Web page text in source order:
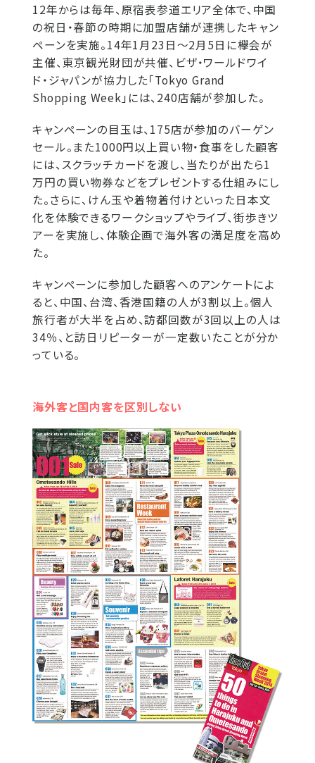
12年からは毎年、原宿表参道エリア全体で、中国
の祝日・春節の時期に加盟店舗が連携したキャン
ペーンを実施。14年1月23日～2月5日に欅会が
主催、東京観光財団が共催、ビザ・ワールドワイ
ド・ジャパンが協力した「Tokyo Grand
Shopping Week」には、240店舗が参加した。
キャンペーンの目玉は、175店が参加のバーゲン
セール。また1000円以上買い物・食事をした顧客
には、スクラッチカードを渡し、当たりが出たら1
万円の買い物券などをプレゼントする仕組みにし
た。さらに、けん玉や着物着付けといった日本文
化を体験できるワークショップやライブ、街歩きツ
アーを実施し、体験企画で海外客の満足度を高め
た。
キャンペーンに参加した顧客へのアンケートによ
ると、中国、台湾、香港国籍の人が3割以上。個人
旅行者が大半を占め、訪都回数が3回以上の人は
34％、と訪日リピーターが一定数いたことが分か
っている。
海外客と国内客を区別しない